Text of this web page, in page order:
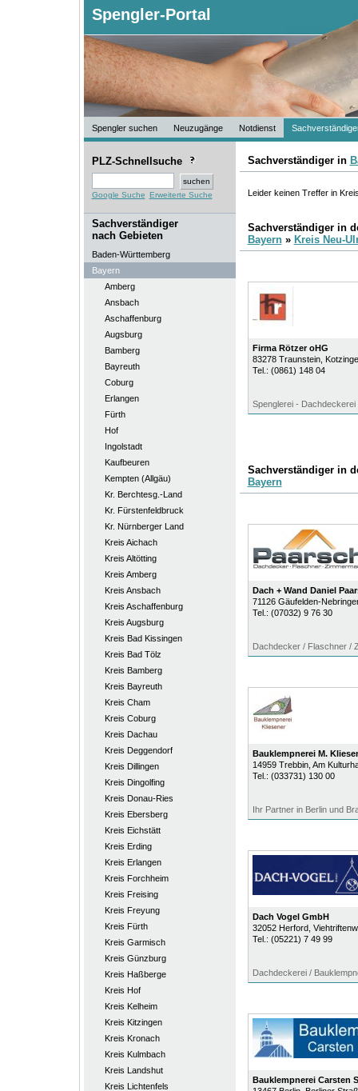
Spengler-Portal
Spengler suchen Neuzugänge Notdienst
PLZ-Schnellsuche
Google Suche Erweiterte Suche
Sachverständiger
nach Gebieten
Baden-Württemberg
Bayern
Amberg
Ansbach
Aschaffenburg
Augsburg
Bamberg
Bayreuth
Coburg
Erlangen
Fürth
Hof
Ingolstadt
Kaufbeuren
Kempten (Allgäu)
Kr. Berchtesg.-Land
Kr. Fürstenfeldbruck
Kr. Nürnberger Land
Kreis Aichach
Kreis Altötting
Kreis Amberg
Kreis Ansbach
Kreis Aschaffenburg
Kreis Augsburg
Kreis Bad Kissingen
Kreis Bad Tölz
Kreis Bamberg
Kreis Bayreuth
Kreis Cham
Kreis Coburg
Kreis Dachau
Kreis Deggendorf
Kreis Dillingen
Kreis Dingolfing
Kreis Donau-Ries
Kreis Ebersberg
Kreis Eichstätt
Kreis Erding
Kreis Erlangen
Kreis Forchheim
Kreis Freising
Kreis Freyung
Kreis Fürth
Kreis Garmisch
Kreis Günzburg
Kreis Haßberge
Kreis Hof
Kreis Kelheim
Kreis Kitzingen
Kreis Kronach
Kreis Kulmbach
Kreis Landshut
Kreis Lichtenfels
Sachverständiger in
Leider keinen Treffer in
Sachverständiger in
Bayern» Kreis Neu-
Firma Rötzer oHG
83278 Traunstein,
Tel.: (0861) 148 04
Spenglerei -
Sachverständiger in
Bayern
Dach + Wand Daniel
71126 Gäufelden-
Tel.: (07032) 9 76 30
Dachdecker / Flaschner /
Bauklempnerei M.
14959 Trebbin, Am
Tel.: (033731) 130 00
Ihr Partner in Berlin und
Dach Vogel GmbH
32052 Herford,
Tel.: (05221) 7 49 99
Dachdeckerei /
Bauklempnerei Carsten